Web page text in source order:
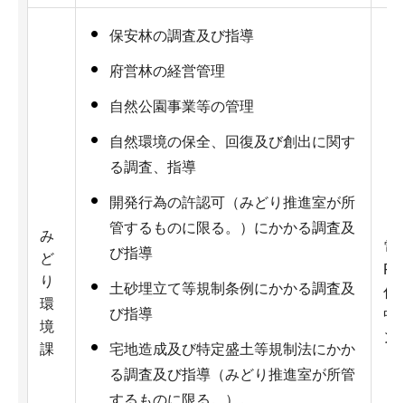
み
ど
り
環
境
課
保安林の調査及び指導
府営林の経営管理
自然公園事業等の管理
自然環境の保全、回復及び創出に関す
る調査、指導
開発行為の許認可（みどり推進室が所
管するものに限る。）にかかる調査及
び指導
土砂埋立て等規制条例にかかる調査及
び指導
宅地造成及び特定盛土等規制法にかか
る調査及び指導（みどり推進室が所管
電
住
中
ン